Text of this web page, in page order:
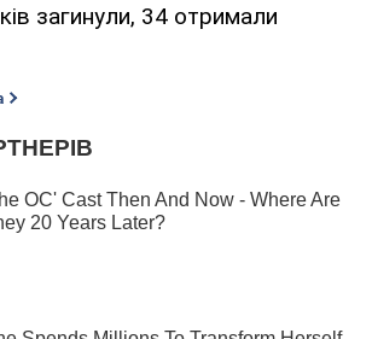
загинули, 34 отримали